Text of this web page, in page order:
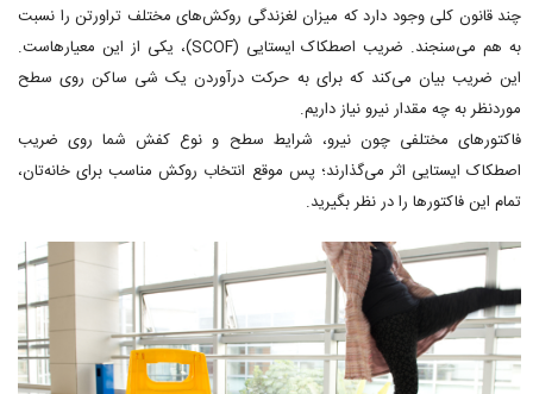
چند قانون کلی وجود دارد که میزان لغزندگی روکش‌های مختلف تراورتن را نسبت
به هم می‌سنجند. ضریب اصطکاک ایستایی (SCOF)، یکی از این معیارهاست.
این ضریب بیان می‌کند که برای به حرکت درآوردن یک شی ساکن روی سطح
موردنظر به چه مقدار نیرو نیاز داریم.
فاکتورهای مختلفی چون نیرو، شرایط سطح و نوع کفش شما روی ضریب
اصطکاک ایستایی اثر می‌گذارند؛ پس موقع انتخاب روکش مناسب برای خانه‌تان،
تمام این فاکتورها را در نظر بگیرید.